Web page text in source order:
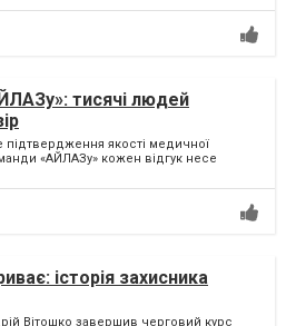
тисячі людей
підтвердження якості медичної
«АЙЛАЗу» кожен відгук несе
історія захисника
Вітошко завершив черговий курс